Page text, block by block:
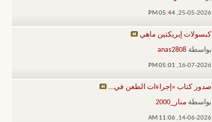
25-05-2026,
05:44 PM
كبسولات إيريكتين ماهي
بواسطة anas2808
16-07-2026,
05:01 PM
صدور كتاب «إجراءات الطعن في...
بواسطة منار_2000
14-06-2026,
11:06 AM